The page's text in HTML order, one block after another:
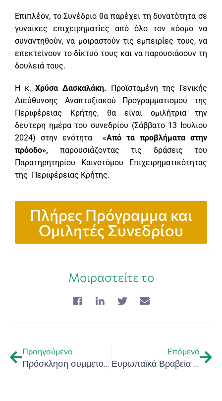
Επιπλέον, το Συνέδριο θα παρέχει τη δυνατότητα σε
γυναίκες επιχειρηματίες από όλο τον κόσμο να
συναντηθούν, να μοιραστούν τις εμπειρίες τους, να
επεκτείνουν το δίκτυό τους και να παρουσιάσουν τη
δουλειά τους.
Η κ.Χρύσα Δασκαλάκη. Προϊσταμένη της Γενικής
Διεύθυνσης Αναπτυξιακού Προγραμματισμού της
Περιφέρειας Κρήτης, θα είναι ομιλήτρια την
δεύτερη ημέρα του συνεδρίου (Σάββατο 13 Ιουλίου
2024) στην ενότητα «Από τα προβλήματα στην
πρόοδο», παρουσιάζοντας τις δράσεις του
Παρατηρητηρίου Καινοτόμου Επιχειρηματικότητας
της Περιφέρειας Κρήτης.
Πλήρες Πρόγραμμα και
Ομιλητές Συνεδρίου
Μοιραστείτε το
Προηγούμενο
Πρόσκληση συμμετοχής στα Βραβεία Καινοτόμου Επιχειρηματικότητας 2024 της Περιφέρειας Κρήτης
Επόμενο
Ευρωπαϊκά Βραβεία για τις Γυναίκες Καινοτόμους 2025